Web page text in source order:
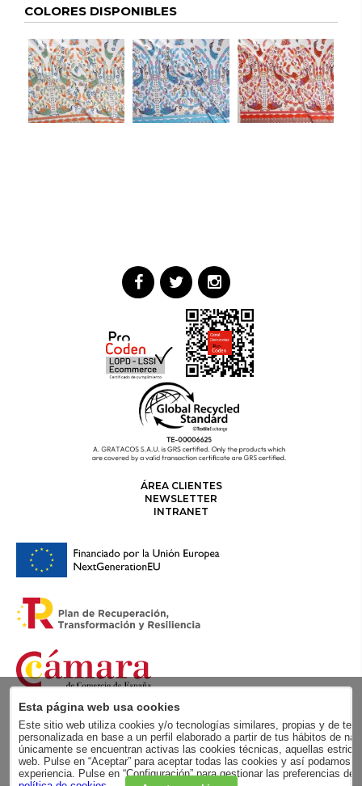
COLORES DISPONIBLES
ÁREA CLIENTES
NEWSLETTER
INTRANET
Esta página web usa cookies
Este sitio web utiliza cookies y/o tecnologías similares, propias y de
personalizada en base a un perfil elaborado a partir de tus hábitos de
únicamente se encuentran activas las cookies técnicas, aquellas
web. Pulse en “Aceptar” para aceptar todas las cookies y así podamos
experiencia. Pulse en “Configuración” para gestionar las preferencias